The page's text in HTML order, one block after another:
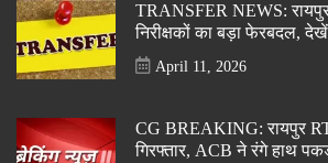
TRANSFER NEWS:
निरीक्षकों का बड़ा फेरबदल,
April 11, 2026
CG BREAKING: रायपुर
गिरफ्तार, ACB ने रंगे हाथ